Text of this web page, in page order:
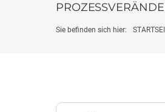
Sie befinden sich hier: